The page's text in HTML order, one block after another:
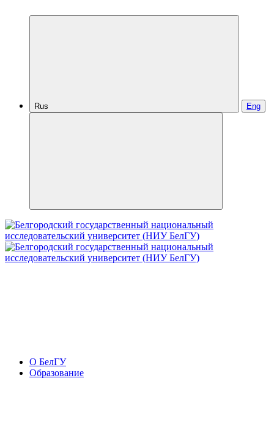
Rus Eng
О БелГУ
Образование